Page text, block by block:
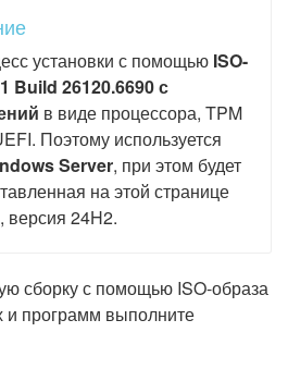
установки с помощью ISO-
Build 26120.6690 с
в виде процессора, TPM
Поэтому используется
Server, при этом будет
на этой странице
версия 24H2.
сборку с помощью ISO-образа
программ выполните